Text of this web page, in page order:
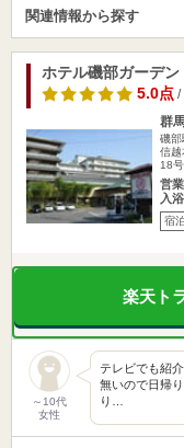
関連情報から探す
ホテル磯部ガーデン
5.0点/
群
磯
信越
18
営
入
宿
楽天ト
～10代
女性
テレビでも紹
無いので日帰
り…